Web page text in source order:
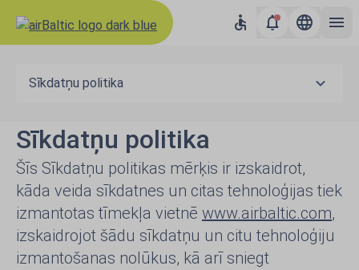
Sīkdatņu politika
Sīkdatņu politika
Šīs Sīkdatņu politikas mērķis ir izskaidrot,
kāda veida sīkdatnes un citas tehnoloģijas tiek
izmantotas tīmekļa vietnē www.airbaltic.com,
izskaidrojot šādu sīkdatņu un citu tehnoloģiju
izmantošanas nolūkus, kā arī sniegt